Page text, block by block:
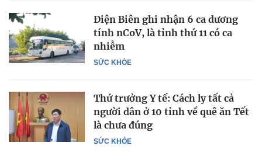
SỨC KHỎE
Điện Biên ghi nhận 6 ca dương
tính nCoV, là tỉnh thứ 11 có ca
nhiễm
SỨC KHỎE
Thứ trưởng Y tế: Cách ly tất cả
người dân ở 10 tỉnh về quê ăn Tết
là chưa đúng